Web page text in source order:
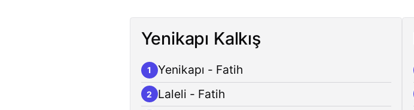
Yenikapı Kalkış
1 Yenikapı - Fatih
2 Laleli - Fatih